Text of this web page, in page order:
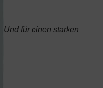
Und für einen starken